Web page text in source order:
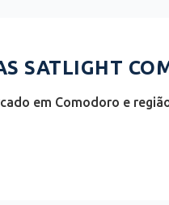
SATLIGHT
em Comodoro e